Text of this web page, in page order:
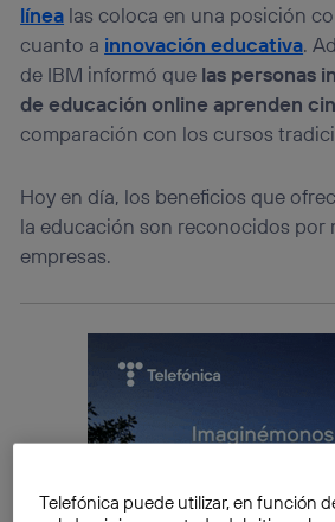
línea las coloca en una posición
cuanto a innovación educativa.
de IBM informó que las personas
de educación online aprenden
comparación con los cursos
Hoy en día, los beneficios que
la educación son reconocidos por
empresas.
Telefónica puede utilizar, en función